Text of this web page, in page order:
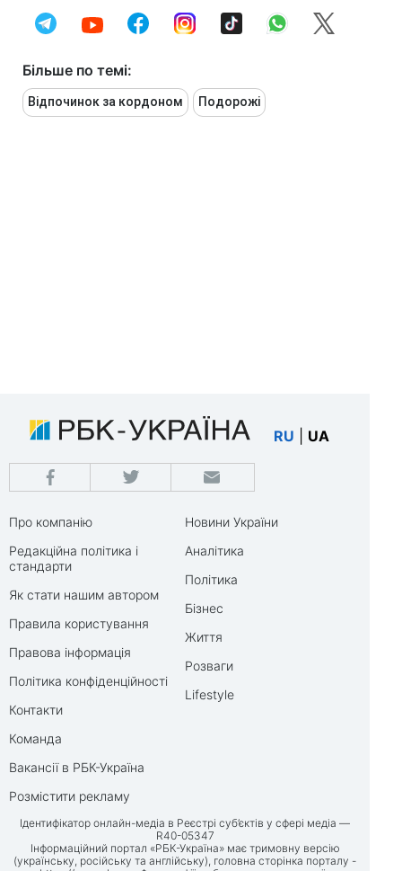
Більше по темі:
Відпочинок за кордоном Подорожі
RU UA
Про компанію
Редакційна політика і
стандарти
Як стати нашим автором
Правила користування
Правова інформація
Політика конфіденційності
Контакти
Команда
Вакансії в РБК-Україна
Розмістити рекламу
Новини України
Аналітика
Політика
Бізнес
Життя
Розваги
Lifestyle
Ідентифікатор онлайн-медіа в Реєстрі суб’єктів у сфері медіа —
R40-05347
Інформаційний портал «РБК-Україна» має тримовну версію
(українську, російську та англійську), головна сторінка порталу -